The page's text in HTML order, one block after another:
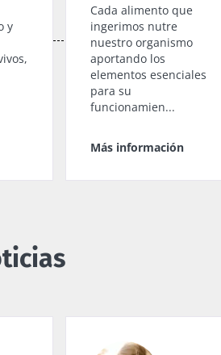
y
Cada alimento que
ingerimos nutre
nuestro organismo
aportando los
elementos esenciales
para su
funcionamien...
Más información